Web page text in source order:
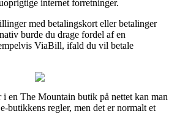
internet forretninger.
med betalingskort eller betalinger
burde du drage fordel af en
ViaBill, ifald du vil betale
en The Mountain butik på nettet kan man
butikkens regler, men det er normalt et